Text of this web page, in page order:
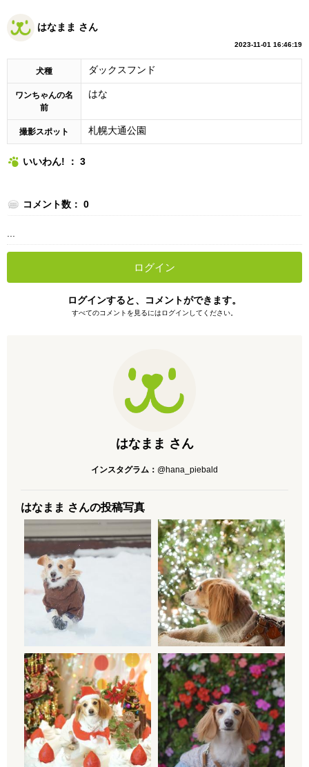
はなまま さん
2023-11-01 16:46:19
犬種 ダックスフンド
ワンちゃんの名
前
はな
撮影スポット 札幌大通公園
いいわん! ： 3
コメント数： 0
ログイン
ログインすると、コメントができます。
すべてのコメントを見るにはログインしてください。
はなまま さん
インスタグラム： @hana_piebald
はなまま さんの投稿写真